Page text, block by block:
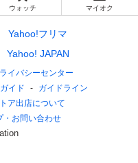
ウォッチ マイオク
Yahoo!フリマ
Yahoo! JAPAN
イバシーセンター
イド
ガイドライン
ア出店について
・お問い合わせ